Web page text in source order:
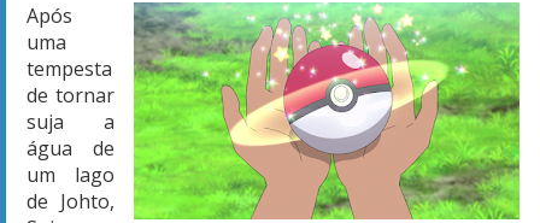
Após
uma
tempesta
de tornar
suja a
água de
um lago
de Johto,